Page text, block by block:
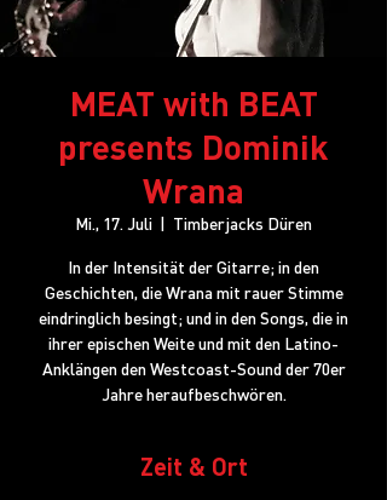
MEAT with BEAT
presents Dominik
Wrana
Mi., 17. Juli
  |
Timberjacks Düren
In der Intensität der Gitarre; in den
Geschichten, die Wrana mit rauer Stimme
eindringlich besingt; und in den Songs, die in
ihrer epischen Weite und mit den Latino-
Anklängen den Westcoast-Sound der 70er
Jahre heraufbeschwören.
Zeit & Ort